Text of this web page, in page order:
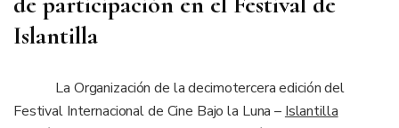
Islantilla
La Organización de la decimotercera edición del
Festival Internacional de Cine Bajo la Luna – Islantilla